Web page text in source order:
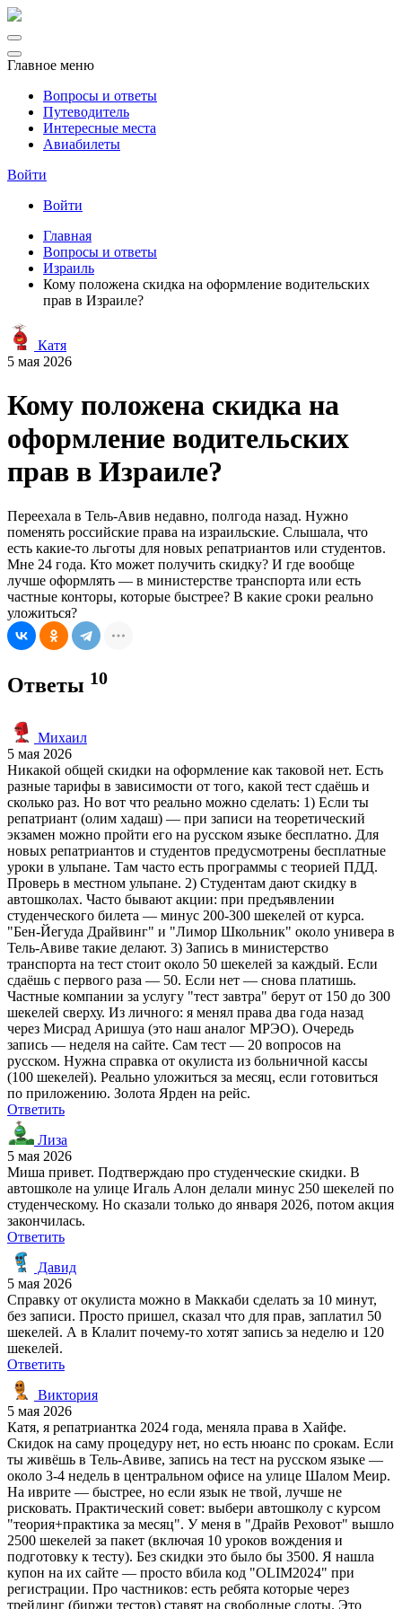
Главное меню
Вопросы и ответы
Путеводитель
Интересные места
Авиабилеты
Войти
Войти
Главная
Вопросы и ответы
Израиль
Кому положена скидка на оформление водительских
прав в Израиле?
Катя
5 мая 2026
Кому положена скидка на
оформление водительских
прав в Израиле?
Переехала в Тель-Авив недавно, полгода назад. Нужно
поменять российские права на израильские. Слышала, что
есть какие-то льготы для новых репатриантов или студентов.
Мне 24 года. Кто может получить скидку? И где вообще
лучше оформлять — в министерстве транспорта или есть
частные конторы, которые быстрее? В какие сроки реально
уложиться?
Ответы 10
Михаил
5 мая 2026
Никакой общей скидки на оформление как таковой нет. Есть
разные тарифы в зависимости от того, какой тест сдаёшь и
сколько раз. Но вот что реально можно сделать: 1) Если ты
репатриант (олим хадаш) — при записи на теоретический
экзамен можно пройти его на русском языке бесплатно. Для
новых репатриантов и студентов предусмотрены бесплатные
уроки в ульпане. Там часто есть программы с теорией ПДД.
Проверь в местном ульпане. 2) Студентам дают скидку в
автошколах. Часто бывают акции: при предъявлении
студенческого билета — минус 200-300 шекелей от курса.
"Бен-Йегуда Драйвинг" и "Лимор Школьник" около универа в
Тель-Авиве такие делают. 3) Запись в министерство
транспорта на тест стоит около 50 шекелей за каждый. Если
сдаёшь с первого раза — 50. Если нет — снова платишь.
Частные компании за услугу "тест завтра" берут от 150 до 300
шекелей сверху. Из личного: я менял права два года назад
через Мисрад Аришуа (это наш аналог МРЭО). Очередь
запись — неделя на сайте. Сам тест — 20 вопросов на
русском. Нужна справка от окулиста из больничной кассы
(100 шекелей). Реально уложиться за месяц, если готовиться
по приложению. Золота Ярден на рейс.
Ответить
Лиза
5 мая 2026
Миша привет. Подтверждаю про студенческие скидки. В
автошколе на улице Игаль Алон делали минус 250 шекелей по
студенческому. Но сказали только до января 2026, потом акция
закончилась.
Ответить
Давид
5 мая 2026
Справку от окулиста можно в Маккаби сделать за 10 минут,
без записи. Просто пришел, сказал что для прав, заплатил 50
шекелей. А в Клалит почему-то хотят запись за неделю и 120
шекелей.
Ответить
Виктория
5 мая 2026
Катя, я репатриантка 2024 года, меняла права в Хайфе.
Скидок на саму процедуру нет, но есть нюанс по срокам. Если
ты живёшь в Тель-Авиве, запись на тест на русском языке —
около 3-4 недель в центральном офисе на улице Шалом Меир.
На иврите — быстрее, но если язык не твой, лучше не
рисковать. Практический совет: выбери автошколу с курсом
"теория+практика за месяц". У меня в "Драйв Реховот" вышло
2500 шекелей за пакет (включая 10 уроков вождения и
подготовку к тесту). Без скидки это было бы 3500. Я нашла
купон на их сайте — просто вбила код "OLIM2024" при
регистрации. Про частников: есть ребята которые через
трейдинг (биржи тестов) ставят на свободные слоты. Это